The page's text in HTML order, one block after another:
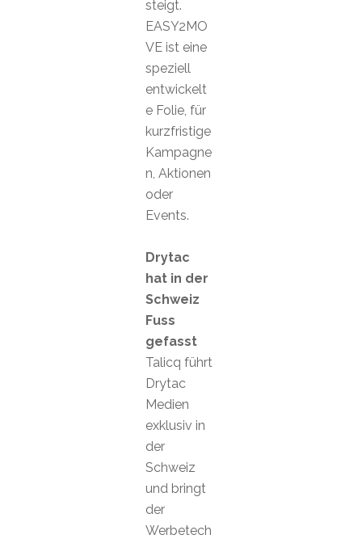
steigt.
EASY2MO
VE ist eine
speziell
entwickelt
e Folie, für
kurzfristige
Kampagne
n, Aktionen
oder
Events.
Drytac
hat in der
Schweiz
Fuss
gefasst
Talicq führt
Drytac
Medien
exklusiv in
der
Schweiz
und bringt
der
Werbetech